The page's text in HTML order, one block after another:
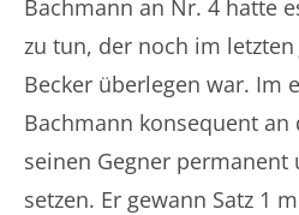
Bachmann an Nr. 4 hatte
zu tun, der noch im letzten
Becker überlegen war. Im
Bachmann konsequent
seinen Gegner permanent
setzen. Er gewann Satz 1